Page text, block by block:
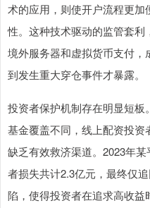
术的应用，则使开户流程更
性。这种技术驱动的监管套
境外服务器和虚拟货币支付
到发生重大穿仓事件才暴露。
投资者保护机制存在明显短
基金覆盖不同，线上配资投
缺乏有效救济渠道。2023年
者损失共计2.3亿元，最终仅
陷，使得投资者在追求高收益